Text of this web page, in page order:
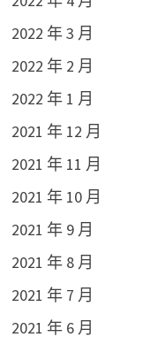
2022 年 3 月
2022 年 2 月
2022 年 1 月
2021 年 12 月
2021 年 11 月
2021 年 10 月
2021 年 9 月
2021 年 8 月
2021 年 7 月
2021 年 6 月